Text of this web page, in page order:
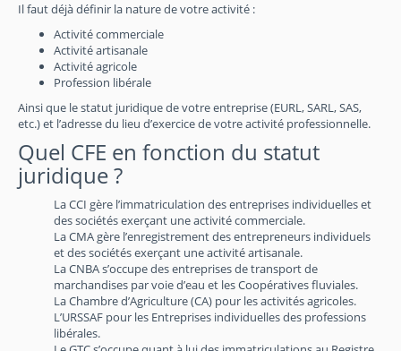
Il faut déjà définir la nature de votre activité :
Activité commerciale
Activité artisanale
Activité agricole
Profession libérale
Ainsi que le statut juridique de votre entreprise (EURL, SARL, SAS,
etc.) et l’adresse du lieu d’exercice de votre activité professionnelle.
Quel CFE en fonction du statut
juridique ?
La CCI gère l’immatriculation des entreprises individuelles et
des sociétés exerçant une activité commerciale.
La CMA gère l’enregistrement des entrepreneurs individuels
et des sociétés exerçant une activité artisanale.
La CNBA s’occupe des entreprises de transport de
marchandises par voie d’eau et les Coopératives fluviales.
La Chambre d’Agriculture (CA) pour les activités agricoles.
L’URSSAF pour les Entreprises individuelles des professions
libérales.